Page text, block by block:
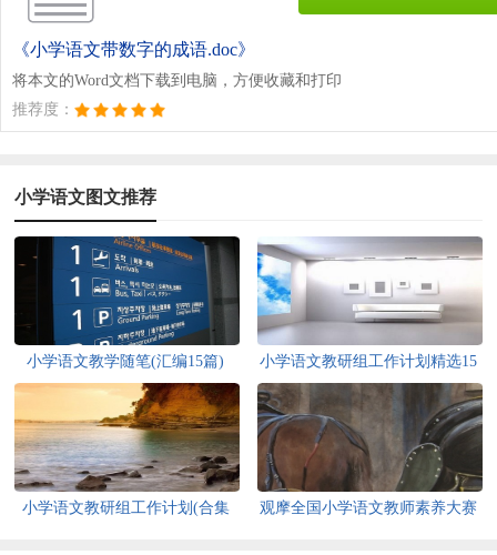
《小学语文带数字的成语.doc》
将本文的Word文档下载到电脑，方便收藏和打印
推荐度：
小学语文图文推荐
小学语文教学随笔(汇编15篇)
小学语文教研组工作计划精选15
篇
小学语文教研组工作计划(合集
观摩全国小学语文教师素养大赛